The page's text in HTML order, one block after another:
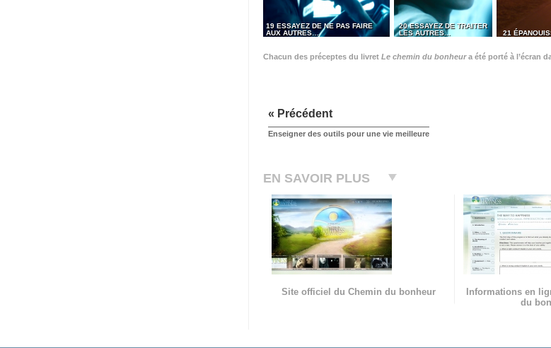
19 ESSAYEZ DE NE PAS FAIRE
AUX AUTRES…
20 ESSAYEZ DE TRAITER
LES AUTRES...
21
Chacun des préceptes du livret Le chemin du bonheura été porté à l’écran
« Précédent
Enseigner des outils pour une vie meilleure
EN SAVOIR PLUS
Site officiel du Chemin du bonheur
Informations en
du